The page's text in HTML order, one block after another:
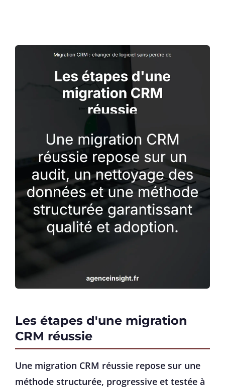
Les étapes d'une migration
CRM réussie
Une migration CRM réussie repose sur une
méthode structurée, progressive et testée à